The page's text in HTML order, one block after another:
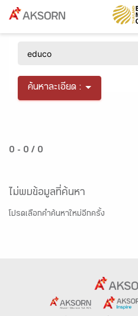
ค้นหาละเอียด :
0 - 0 / 0
ไม่พบข้อมูลที่ค้นหา
โปรดเลือกคำค้นหาใหม่อีกครั้ง